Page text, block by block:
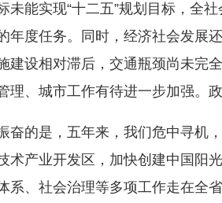
未能实现“十二五”规划目标，全
年度任务。同时，经济社会发展
建设相对滞后，交通瓶颈尚未完
理、城市工作有待进一步加强。
的是，五年来，我们危中寻机，
术产业开发区，加快创建中国阳
系、社会治理等多项工作走在全